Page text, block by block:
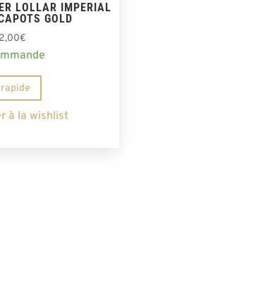
LOLLAR IMPERIAL
GOLD
€
rapide
à la wishlist